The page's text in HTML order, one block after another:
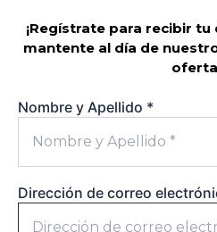
¡Regístrate para recibir
mantente al día de
Nombre y Apellido *
Dirección de correo